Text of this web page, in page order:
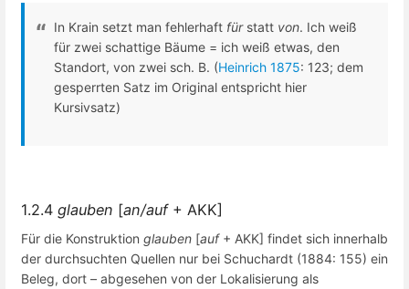
In Krain setzt man fehlerhaft fürstatt von. Ich weiß
für zwei schattige Bäume = ich weiß etwas, den
Standort, von zwei sch. B. (Heinrich 1875: 123; dem
gesperrten Satz im Original entspricht hier
Kursivsatz)
1.2.4 glauben [an/auf+ AKK]
Für die Konstruktion glauben [auf+ AKK] findet sich innerhalb
der durchsuchten Quellen nur bei Schuchardt (1884: 155) ein
Beleg, dort – abgesehen von der Lokalisierung als